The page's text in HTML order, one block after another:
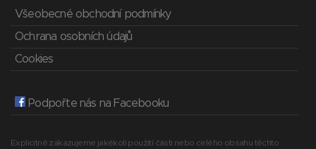
Všeobecné obchodní podmínky
Ochrana osobních údajů
Cookies
Podpořte nás na Facebooku
Explicitně zakazujeme jakékoli použití části nebo celého obsahu těchto